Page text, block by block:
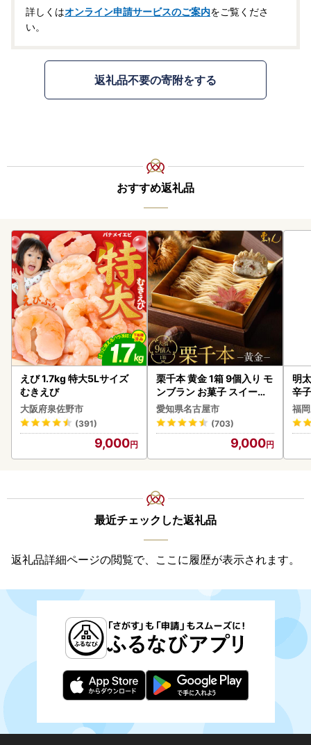
詳しくはオンライン申請サービスのご案内をご覧くださ
い。
返礼品不要の寄附をする
おすすめ返礼品
えび 1.7kg 特大5Lサイズ
むきえび
大阪府泉佐野市
(391)
9,000
栗千本 黄金 1箱 9個入り モ
ンブラン お菓子 スイーツ
デザート モンブラン 人気
愛知県名古屋市
(703)
9,000
明
辛
福
最近チェックした返礼品
返礼品詳細ページの閲覧で、ここに履歴が表示されます。